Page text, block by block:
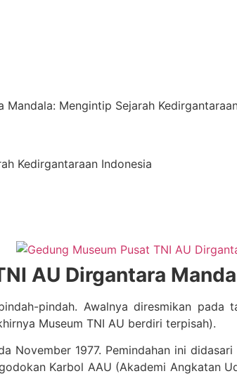
Mandala: Mengintip Sejarah
Kedirgantaraan Indonesia
AU Dirgantara
pindah. Awalnya diresmikan
Museum TNI AU berdiri terpisah).
November 1977. Pemindahan ini
Karbol AAU (Akademi Angkatan